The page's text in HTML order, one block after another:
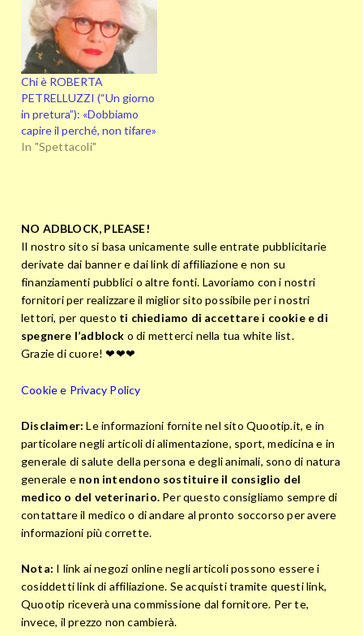
Chi è ROBERTA
PETRELLUZZI (“Un giorno
in pretura”): «Dobbiamo
capire il perché, non tifare»
In "Spettacoli"
NO ADBLOCK, PLEASE!
Il nostro sito si basa unicamente sulle entrate pubblicitarie
derivate dai banner e dai link di affiliazione e non su
finanziamenti pubblici o altre fonti. Lavoriamo con i nostri
fornitori per realizzare il miglior sito possibile per i nostri
lettori, per questo ti chiediamo di accettare i cookie e di
spegnere l’adblock o di metterci nella tua white list.
Grazie di cuore! ❤❤❤
Cookie e Privacy Policy
Disclaimer: Le informazioni fornite nel sito Quootip.it, e in
particolare negli articoli di alimentazione, sport, medicina e in
generale di salute della persona e degli animali, sono di natura
generale e non intendono sostituire il consiglio del
medico o del veterinario. Per questo consigliamo sempre di
contattare il medico o di andare al pronto soccorso per avere
informazioni più corrette.
Nota: I link ai negozi online negli articoli possono essere i
cosiddetti link di affiliazione. Se acquisti tramite questi link,
Quootip riceverà una commissione dal fornitore. Per te,
invece, il prezzo non cambierà.